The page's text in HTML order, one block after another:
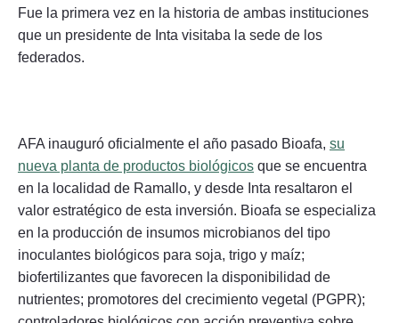
Fue la primera vez en la historia de ambas instituciones
que un presidente de Inta visitaba la sede de los
federados.
AFA inauguró oficialmente el año pasado Bioafa, su
nueva planta de productos biológicos que se encuentra
en la localidad de Ramallo, y desde Inta resaltaron el
valor estratégico de esta inversión. Bioafa se especializa
en la producción de insumos microbianos del tipo
inoculantes biológicos para soja, trigo y maíz;
biofertilizantes que favorecen la disponibilidad de
nutrientes; promotores del crecimiento vegetal (PGPR);